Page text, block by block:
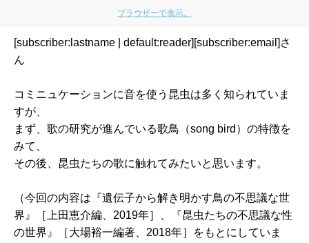
ブラウザーで表示。
[subscriber:lastname | default:reader][subscriber:email]さ
ん
コミニュケーションに音を使う昆虫は多く知られていま
すが、
まず、歌の研究が進んでいる歌鳥（song bird）の特徴を
みて、
その後、昆虫たちの歌に触れてみたいと思います。
（今回の内容は『遺伝子から解き明かす鳥の不思議な世
界』［上田恵介編、2019年］、『昆虫たちの不思議な性
の世界』［大場裕一編著、2018年］をもとにしていま